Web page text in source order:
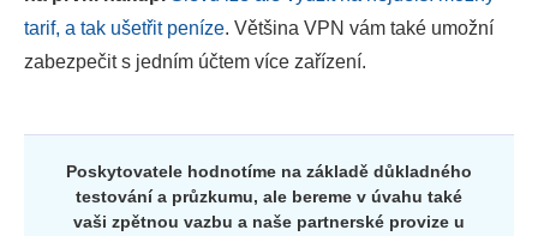
tarif, a tak ušetřit peníze. Většina VPN vám také umožní
zabezpečit s jedním účtem více zařízení.
Poskytovatele hodnotíme na základě důkladného
testování a průzkumu, ale bereme v úvahu také
vaši zpětnou vazbu a naše partnerské provize u